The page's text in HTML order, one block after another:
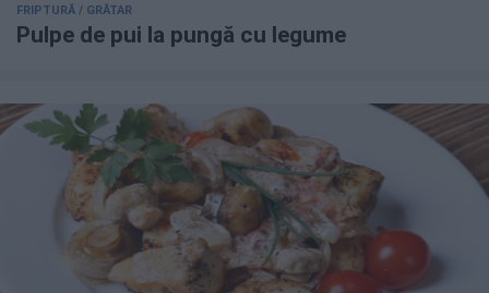
FRIPTURĂ / GRĂTAR
Pulpe de pui la pungă cu legume